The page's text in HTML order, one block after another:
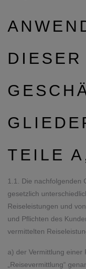
DIESER
TEILE
1.1. Die nachfolgenden
gesetzlich
Reiseleistungen und
und Pflichten des
vermittelten
a) der Vermittlung einer
„Reisevermittlung“